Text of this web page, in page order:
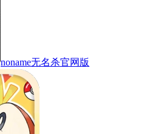
noname无名杀官网版